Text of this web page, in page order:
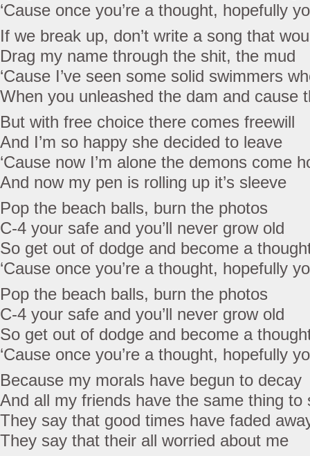
‘Cause once you’re a thought, hopefully
If we break up, don’t write a song that
Drag my name through the shit, the mud
‘Cause I’ve seen some solid swimmers
When you unleashed the dam and cause
But with free choice there comes freewill
And I’m so happy she decided to leave
‘Cause now I’m alone the demons come
And now my pen is rolling up it’s sleeve
Pop the beach balls, burn the photos
C-4 your safe and you’ll never grow old
So get out of dodge and become a
‘Cause once you’re a thought, hopefully
Pop the beach balls, burn the photos
C-4 your safe and you’ll never grow old
So get out of dodge and become a
‘Cause once you’re a thought, hopefully
Because my morals have begun to decay
And all my friends have the same thing to
They say that good times have faded
They say that their all worried about me